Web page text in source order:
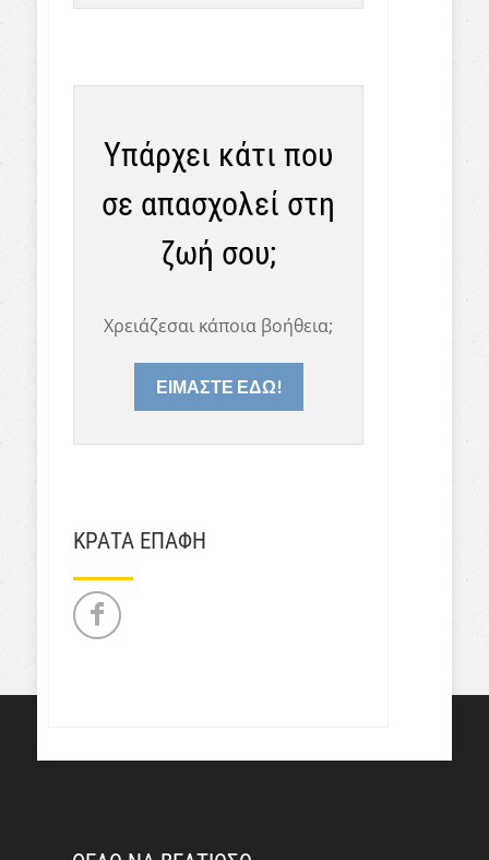
Υπάρχει κάτι που
σε απασχολεί στη
ζωή σου;
Χρειάζεσαι κάποια βοήθεια;
ΕΙΜΑΣΤΕ ΕΔΩ!
ΚΡΑΤΑ ΕΠΑΦΗ